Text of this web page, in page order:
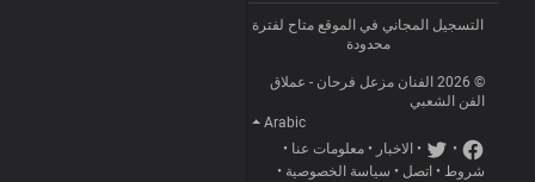
التسجيل المجاني في الموقع متاح لفترة
محدودة
© 2026 الفنان مزعل فرحان - عملاق
الفن الشعبي
Arabic
•
• الاخبار • معلومات عنا •
شروط • اتصل • سياسة الخصوصية •